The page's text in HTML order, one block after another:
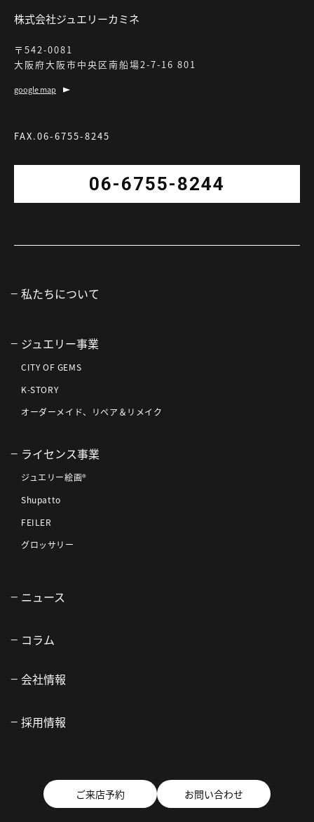
株式会社ジュエリーカミネ
〒542-0081
大阪府大阪市中央区南船場2-7-16 801
google map
FAX.06-6755-8245
06-6755-8244
私たちについて
ジュエリー事業
CITY OF GEMS
K-STORY
オーダーメイド、リペア＆リメイク
ライセンス事業
ジュエリー絵画®
Shupatto
FEILER
グロッサリー
ニュース
コラム
会社情報
採用情報
ご来店予約 お問い合わせ